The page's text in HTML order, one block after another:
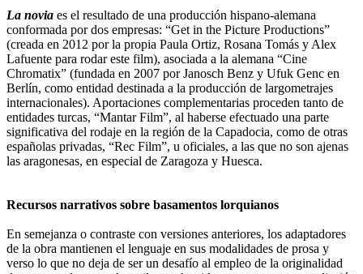
La novia es el resultado de una producción hispano-alemana
conformada por dos empresas: “Get in the Picture Productions”
(creada en 2012 por la propia Paula Ortiz, Rosana Tomás y Alex
Lafuente para rodar este film), asociada a la alemana “Cine
Chromatix” (fundada en 2007 por Janosch Benz y Ufuk Genc en
Berlín, como entidad destinada a la producción de largometrajes
internacionales). Aportaciones complementarias proceden tanto de
entidades turcas, “Mantar Film”, al haberse efectuado una parte
significativa del rodaje en la región de la Capadocia, como de otras
españolas privadas, “Rec Film”, u oficiales, a las que no son ajenas
las aragonesas, en especial de Zaragoza y Huesca.
Recursos narrativos sobre basamentos lorquianos
En semejanza o contraste con versiones anteriores, los adaptadores
de la obra mantienen el lenguaje en sus modalidades de prosa y
verso lo que no deja de ser un desafío al empleo de la originalidad